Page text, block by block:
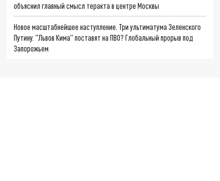
объяснил главный смысл теракта в центре Москвы
Новое масштабнейшее наступление. Три ультиматума Зеленского
Путину. "Львов Кима" поставят на ПВО? Глобальный прорыв под
Запорожьем